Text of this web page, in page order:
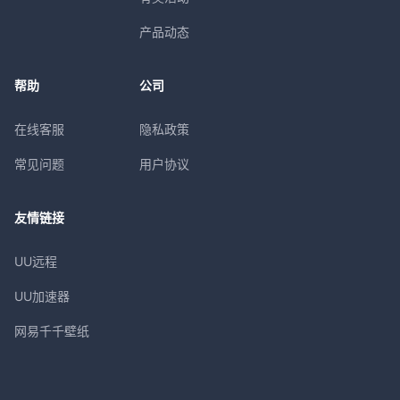
产品动态
帮助
在线客服
常见问题
公司
隐私政策
用户协议
友情链接
UU远程
UU加速器
网易千千壁纸